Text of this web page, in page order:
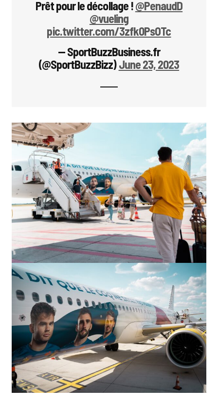
Prêt pour le décollage !@PenaudD
@vueling
pic.twitter.com/3zfk0PsOTc
— SportBuzzBusiness.fr
(@SportBuzzBizz)June 23, 2023